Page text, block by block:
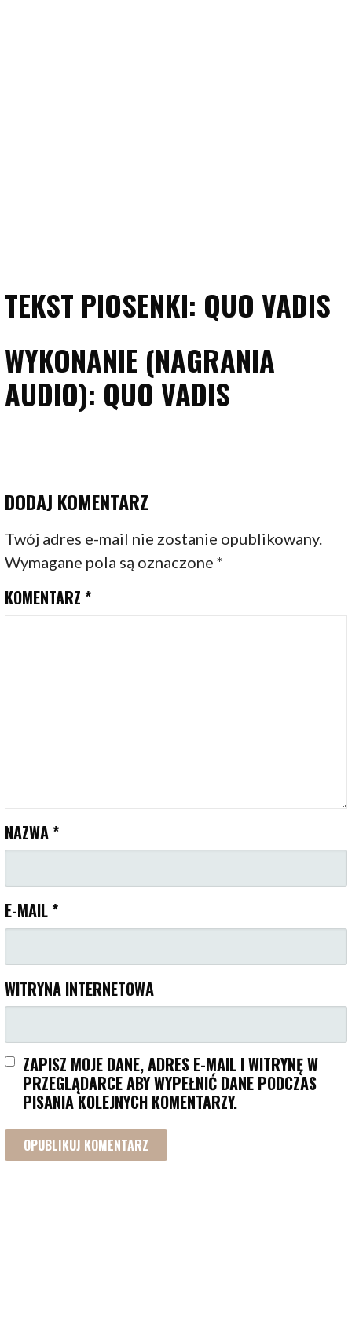
TEKST PIOSENKI: QUO VADIS
WYKONANIE (NAGRANIA
AUDIO): QUO VADIS
DODAJ KOMENTARZ
Twój adres e-mail nie zostanie opublikowany.
Wymagane pola są oznaczone*
KOMENTARZ *
NAZWA *
E-MAIL *
WITRYNA INTERNETOWA
ZAPISZ MOJE DANE, ADRES E-MAIL I WITRYNĘ W
PRZEGLĄDARCE ABY WYPEŁNIĆ DANE PODCZAS
PISANIA KOLEJNYCH KOMENTARZY.